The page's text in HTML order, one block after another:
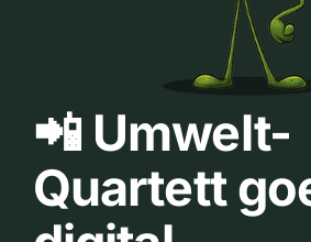
📲 Umwelt-
Quartett